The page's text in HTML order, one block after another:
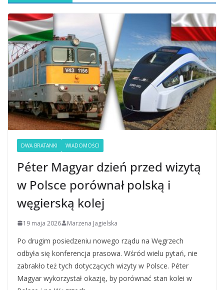
DWA BRATANKI WIADOMOŚCI
Péter Magyar dzień przed wizytą
w Polsce porównał polską i
węgierską kolej
19 maja 2026 Marzena Jagielska
Po drugim posiedzeniu nowego rządu na Węgrzech
odbyła się konferencja prasowa. Wśród wielu pytań, nie
zabrakło też tych dotyczących wizyty w Polsce. Péter
Magyar wykorzystał okazję, by porównać stan kolei w